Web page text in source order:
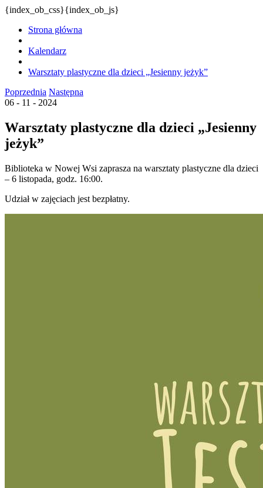
{index_ob_css}{index_ob_js}
Strona główna
Kalendarz
Warsztaty plastyczne dla dzieci „Jesienny jeżyk”
Poprzednia Następna
06 - 11 - 2024
Warsztaty plastyczne dla dzieci „Jesienny
jeżyk”
Biblioteka w Nowej Wsi zaprasza na warsztaty plastyczne dla dzieci
– 6 listopada, godz. 16:00.
Udział w zajęciach jest bezpłatny.